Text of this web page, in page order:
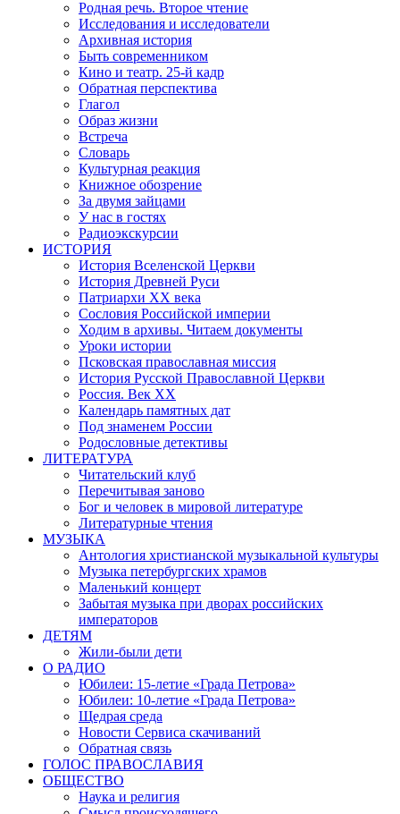
Родная речь. Второе чтение
Исследования и исследователи
Архивная история
Быть современником
Кино и театр. 25-й кадр
Обратная перспектива
Глагол
Образ жизни
Встреча
Словарь
Культурная реакция
Книжное обозрение
За двумя зайцами
У нас в гостях
Радиоэкскурсии
ИСТОРИЯ
История Вселенской Церкви
История Древней Руси
Патриархи XX века
Сословия Российской империи
Ходим в архивы. Читаем документы
Уроки истории
Псковская православная миссия
История Русской Православной Церкви
Россия. Век ХХ
Календарь памятных дат
Под знаменем России
Родословные детективы
ЛИТЕРАТУРА
Читательский клуб
Перечитывая заново
Бог и человек в мировой литературе
Литературные чтения
МУЗЫКА
Антология христианской музыкальной культуры
Музыка петербургских храмов
Маленький концерт
Забытая музыка при дворах российских
императоров
ДЕТЯМ
Жили-были дети
О РАДИО
Юбилеи: 15-летие «Града Петрова»
Юбилеи: 10-летие «Града Петрова»
Щедрая среда
Новости Сервиса скачиваний
Обратная связь
ГОЛОС ПРАВОСЛАВИЯ
ОБЩЕСТВО
Наука и религия